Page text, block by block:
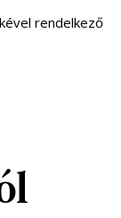
rendelkező